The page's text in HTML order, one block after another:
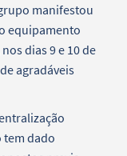
manifestou
equipamento
dias 9 e 10 de
agradáveis
tem dado